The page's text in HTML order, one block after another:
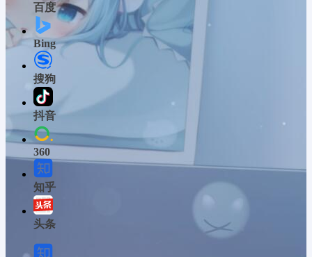
百度
Bing
搜狗
抖音
360
知乎
头条